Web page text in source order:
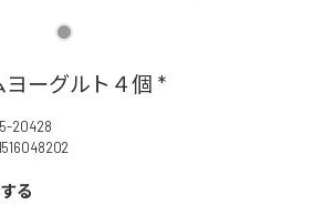
ヨーグルト４個 *
20428
る